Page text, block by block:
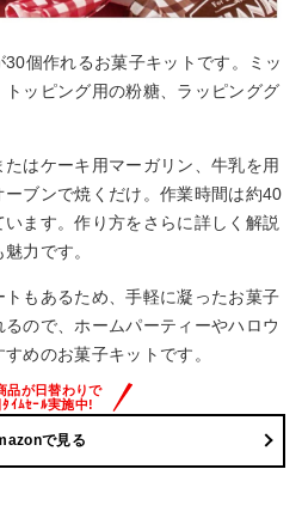
個作れるお菓子キットです。ミッ
ッピング用の粉糖、ラッピンググ
はケーキ用マーガリン、牛乳を用
ブンで焼くだけ。作業時間は約40
ます。作り方をさらに詳しく解説
力です。
もあるため、手軽に凝ったお菓子
ので、ホームパーティーやハロウ
めのお菓子キットです。
で見る